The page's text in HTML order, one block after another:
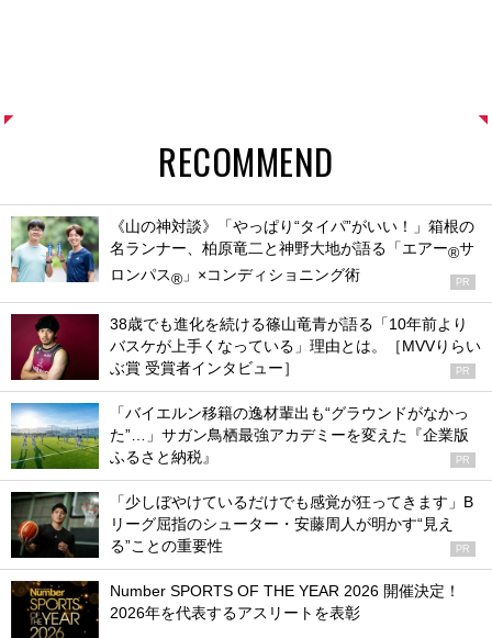
RECOMMEND
《山の神対談》「やっぱり“タイパ”がいい！」箱根の
名ランナー、柏原竜二と神野大地が語る「エアー®サ
ロンパス® 」×コンディショニング術 PR
38歳でも進化を続ける篠山竜青が語る「10年前より
バスケが上手くなっている」理由とは。［MVVりらい
ぶ賞 受賞者インタビュー］
PR
「バイエルン移籍の逸材輩出も“グラウンドがなかっ
た”…」サガン鳥栖最強アカデミーを変えた『企業版
ふるさと納税』
PR
「少しぼやけているだけでも感覚が狂ってきます」B
リーグ屈指のシューター・安藤周人が明かす“見え
る”ことの重要性
PR
Number SPORTS OF THE YEAR 2026 開催決定！
2026年を代表するアスリートを表彰